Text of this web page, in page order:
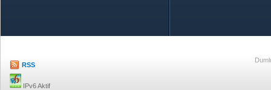
RSS
IPv6 Aktif